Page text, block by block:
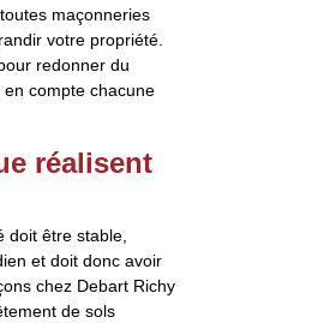
maçonneries
votre propriété.
redonner du
compte chacune
réalisent
être stable,
et doit donc avoir
chez Debart Richy
de sols